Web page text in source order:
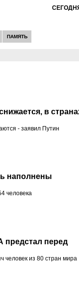
ПАМЯТЬ
в
- заявил Путин
наполнены
человека
предстал перед
человек из 80 стран мира